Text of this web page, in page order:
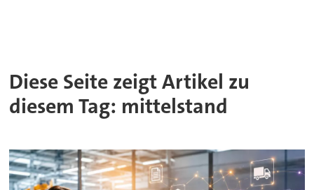
Diese Seite zeigt Artikel zu
diesem Tag: mittelstand